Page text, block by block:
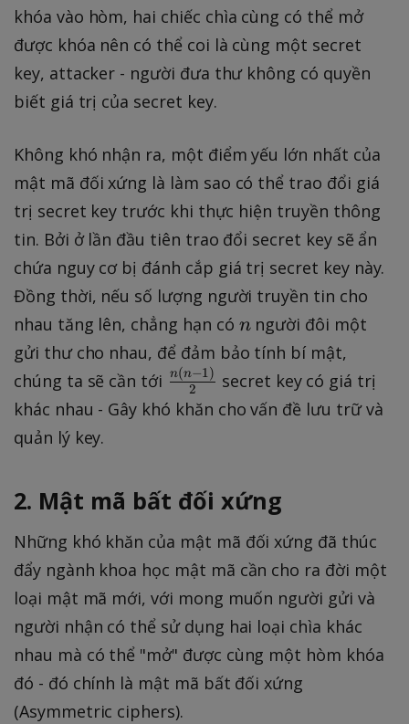
khóa vào hòm, hai chiếc chìa cùng có thể mở
được khóa nên có thể coi là cùng một secret
key, attacker - người đưa thư không có quyền
biết giá trị của secret key.
Không khó nhận ra, một điểm yếu lớn nhất của
mật mã đối xứng là làm sao có thể trao đổi giá
trị secret key trước khi thực hiện truyền thông
tin. Bởi ở lần đầu tiên trao đổi secret key sẽ ẩn
chứa nguy cơ bị đánh cắp giá trị secret key này.
Đồng thời, nếu số lượng người truyền tin cho
nhau tăng lên, chẳng hạn có n
nngười đôi một
gửi thư cho nhau, để đảm bảo tính bí mật,
chúng ta sẽ cần tới \
f
{
(
n
-
1
)
}
{
2
2
n(n−1) secret key có giá trị
khác nhau - Gây khó khăn cho vấn đề lưu trữ và
quản lý key.
2. Mật mã bất đối xứng
Những khó khăn của mật mã đối xứng đã thúc
đẩy ngành khoa học mật mã cần cho ra đời một
loại mật mã mới, với mong muốn người gửi và
người nhận có thể sử dụng hai loại chìa khác
nhau mà có thể "mở" được cùng một hòm khóa
đó - đó chính là mật mã bất đối xứng
(Asymmetric ciphers).